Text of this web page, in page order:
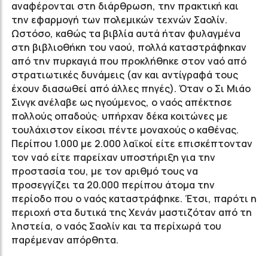
αναφέρονται στη διάρθρωση, την πρακτική και
την εφαρμογή των πολεμικών τεχνών Σαολίν.
Ωστόσο, καθώς τα βιβλία αυτά ήταν φυλαγμένα
στη βιβλιοθήκη του ναού, πολλά καταστράφηκαν
από την πυρκαγιά που προκλήθηκε στον ναό από
στρατιωτικές δυνάμεις (αν και αντίγραφά τους
έχουν διασωθεί από άλλες πηγές). Όταν ο Σι Μιάο
Σινγκ ανέλαβε ως ηγούμενος, ο ναός απέκτησε
πολλούς οπαδούς· υπήρχαν δέκα κοιτώνες με
τουλάχιστον είκοσι πέντε μοναχούς ο καθένας.
Περίπου 1.000 με 2.000 λαϊκοί είτε επισκέπτονταν
τον ναό είτε παρείχαν υποστήριξη για την
προστασία του, με τον αριθμό τους να
προσεγγίζει τα 20.000 περίπου άτομα την
περίοδο που ο ναός καταστράφηκε. Έτσι, παρότι η
περιοχή στα δυτικά της Χενάν μαστιζόταν από τη
ληστεία, ο ναός Σαολίν και τα περίχωρά του
παρέμεναν απόρθητα.